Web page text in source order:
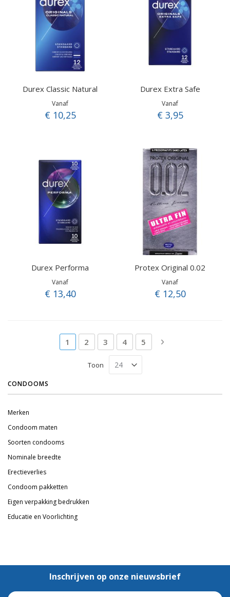
Durex Classic Natural
Vanaf
€ 10,25
Durex Extra Safe
Vanaf
€ 3,95
Durex Performa
Vanaf
€ 13,40
Protex Original 0.02
Vanaf
€ 12,50
Pagina
U lees momenteel pagina
1 Pagina
2 Pagina
3 Pagina
4 Pagina
5 Pagina
Volgende
Toon
CONDOOMS
Merken
Condoom maten
Soorten condooms
Nominale breedte
Erectieverlies
Condoom pakketten
Eigen verpakking bedrukken
Educatie en Voorlichting
Inschrijven op onze nieuwsbrief